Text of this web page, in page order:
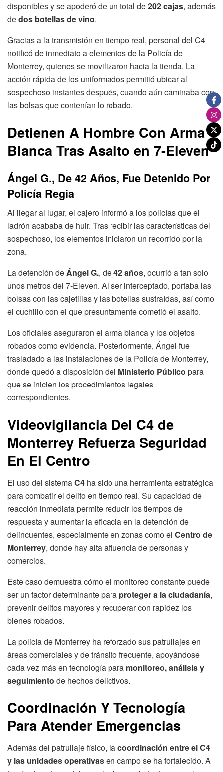
disponibles y se apoderó de un total de202 cajas, además
dedos botellas de vino.
Gracias a la transmisión en tiempo real, personal del C4
notificó de inmediato a elementos de la Policía de
Monterrey, quienes se movilizaron hacia la tienda. La
acción rápida de los uniformados permitió ubicar al
sospechoso instantes después, cuando aún caminaba con
las bolsas que contenían lo robado.
Detienen A Hombre Con Arma
Blanca Tras Asalto en 7-Eleven
Ángel G., De 42 Años, Fue Detenido Por
Policía Regia
Al llegar al lugar, el cajero informó a los policías que el
ladrón acababa de huir. Tras recibir las características del
sospechoso, los elementos iniciaron un recorrido por la
zona.
La detención deÁngel G., de42 años, ocurrió a tan solo
unos metros del 7-Eleven. Al ser interceptado, portaba las
bolsas con las cajetillas y las botellas sustraídas, así como
el cuchillo con el que presuntamente cometió el asalto.
Los oficiales aseguraron el arma blanca y los objetos
robados como evidencia. Posteriormente, Ángel fue
trasladado a las instalaciones de la Policía de Monterrey,
donde quedó a disposición del Ministerio Público para
que se inicien los procedimientos legales
correspondientes.
Videovigilancia Del C4 de
Monterrey Refuerza Seguridad
En El Centro
El uso del sistemaC4 ha sido una herramienta estratégica
para combatir el delito en tiempo real. Su capacidad de
reacción inmediata permite reducir los tiempos de
respuesta y aumentar la eficacia en la detención de
delincuentes, especialmente en zonas como el Centro de
Monterrey, donde hay alta afluencia de personas y
comercios.
Este caso demuestra cómo el monitoreo constante puede
ser un factor determinante para proteger a la ciudadanía,
prevenir delitos mayores y recuperar con rapidez los
bienes robados.
La policía de Monterrey ha reforzado sus patrullajes en
áreas comerciales y de tránsito frecuente, apoyándose
cada vez más en tecnología para monitoreo, análisis y
seguimiento de hechos delictivos.
Coordinación Y Tecnología
Para Atender Emergencias
Además del patrullaje físico, lacoordinación entre el C4
y las unidades operativasen campo se ha fortalecido. A